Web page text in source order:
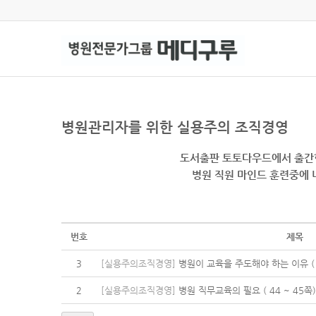
병원관리자를 위한 실용주의 조직경영
도서출판 토토다우드에서 출
병원 직원 마인드 훈련중에
번호 제목
3 [실용주의조직경영] 병원이 교육을 주도해야 하는 이
2 [실용주의조직경영] 병원 직무교육의 필요 ( 44 ~ 45쪽)